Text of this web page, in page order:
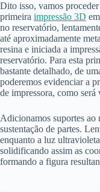
Dito isso, vamos
primeira impressão 3D
no reservatório,
até aproximadamente
resina e iniciada a
reservatório. Para esta
bastante detalhado, de
poderemos evidenciar a
de impressora, como será
Adicionamos suportes ao
sustentação de partes.
enquanto a luz
solidificando assim as
formando a figura